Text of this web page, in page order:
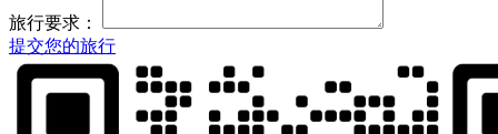
旅行要求：
提交您的旅行